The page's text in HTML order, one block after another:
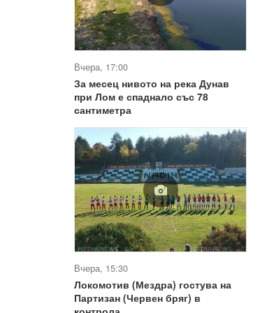
Вчера, 17:00
За месец нивото на река Дунав
при Лом е спаднало със 78
сантиметра
Вчера, 15:30
Локомотив (Мездра) гостува на
Партизан (Червен бряг) в